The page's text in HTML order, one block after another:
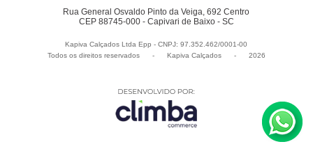
Rua General Osvaldo Pinto da Veiga, 692 Centro
CEP 88745-000 - Capivari de Baixo - SC
Kapiva Calçados Ltda Epp - CNPJ: 97.352.462/0001-00
Todos os direitos reservados
- Kapiva Calçados - 2026